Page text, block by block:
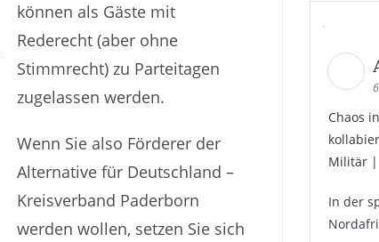
können als Gäste mit
Rederecht (aber ohne
Stimmrecht) zu Parteitagen
zugelassen werden.
Wenn Sie also Förderer der
Alternative für Deutschland –
Kreisverband Paderborn
werden wollen, setzen Sie sich
Chaos
Militär |
In der